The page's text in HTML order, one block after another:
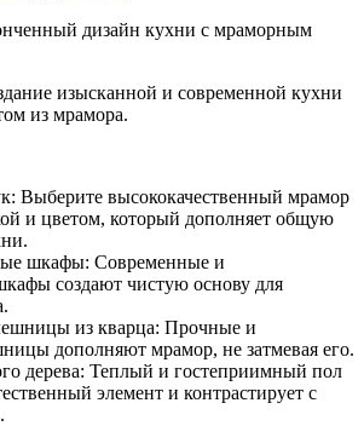
дизайн кухни с мраморным
изысканной и современной кухни
из мрамора.
Выберите высококачественный мрамор
и цветом, который дополняет общую
шкафы: Современные и
создают чистую основу для
из кварца: Прочные и
дополняют мрамор, не затмевая его.
дерева: Теплый и гостеприимный пол
элемент и контрастирует с